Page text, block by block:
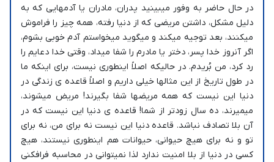
در حال حاضر به وفور میبینید پدران، مادران یا آدمهایی که به
دلیل مشکل، داشتن مریضی که از دنیا رفته، همه چیز را فراموش
میکنند، بعد توجیه میکند و میگوید میخواستم آدم خوبی بشوم،
اگر آنروز خدا پسر، دختر یا مادرم را شفا میداد، وقتی خدا دعایم را
رد کرد، من بُریدم. در حالیکه اصلاً اینطوری نیست، برای اینکه ما
در طول تاریخ از این مثالها خیلی داریم و اصلاً قاعده ی زندگی در
دنیا این نیست که همه مریضها شفا بگیرند! مریض میشوند،
میمیرند، ده سال زودتر از شما! قاعده ی دنیا این نیست که در
آن بلا تصادف نباشد. قاعده دنیا این نیست نه برای من، نه برای
تو و نه برای هیچ حیوانی، حیوانات هم اینطوری نیستند، هیچ
کسی در دنیا از بلا امنیت ندارد لذا نمیتوانی در محاسبه فرافکنی